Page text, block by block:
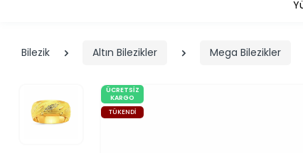
Bilezik Altın Bilezikler Mega Bilezikler
ÜCRETSIZ
KARGO
TÜKENDI